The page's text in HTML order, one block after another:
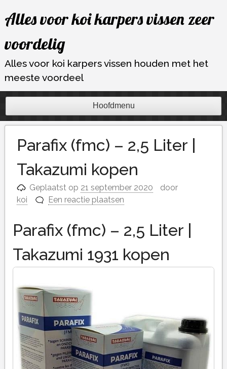
naar
inhoud
Alles voor koi karpers vissen zeer
voordelig
Alles voor koi karpers vissen houden met het
meeste voordeel
Hoofdmenu
Parafix (fmc) – 2,5 Liter |
Takazumi kopen
Geplaatst op 21 september 2020
door
koi
Een reactie plaatsen
Parafix (fmc) – 2,5 Liter |
Takazumi 1931 kopen